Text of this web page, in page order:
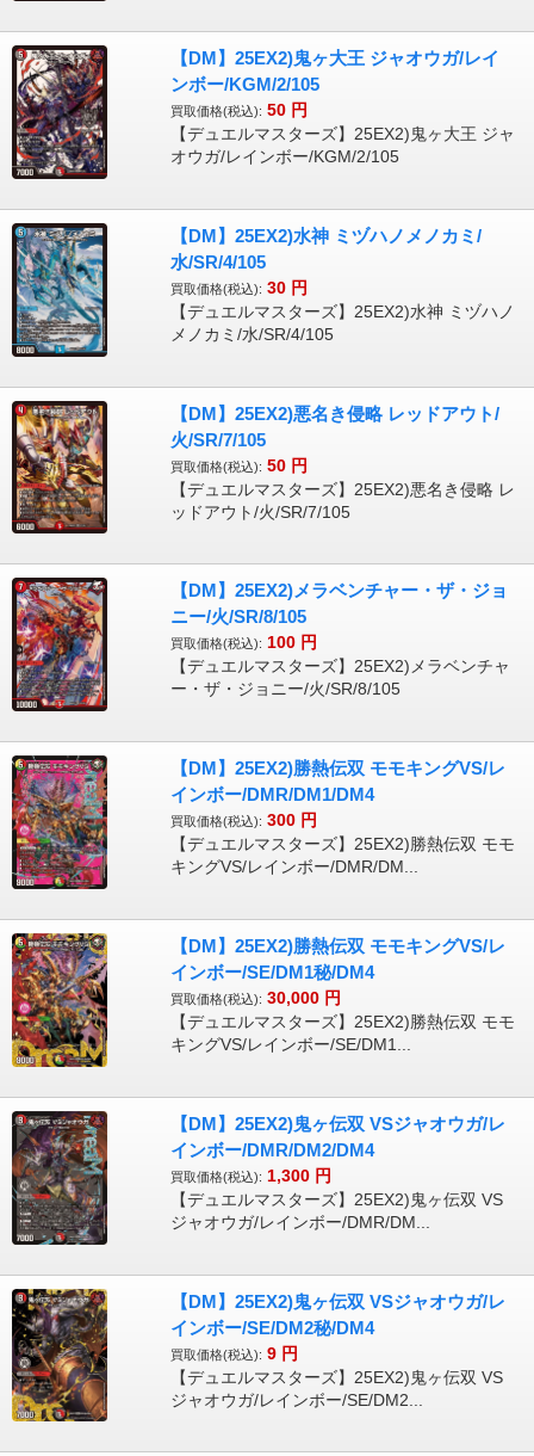
【DM】25EX2)鬼ヶ大王 ジャオウガ/レイ
ンボー/KGM/2/105
買取価格(税込): 50 円
【デュエルマスターズ】25EX2)鬼ヶ大王 ジャ
オウガ/レインボー/KGM/2/105
【DM】25EX2)水神 ミヅハノメノカミ/
水/SR/4/105
買取価格(税込): 30 円
【デュエルマスターズ】25EX2)水神 ミヅハノ
メノカミ/水/SR/4/105
【DM】25EX2)悪名き侵略 レッドアウト/
火/SR/7/105
買取価格(税込): 50 円
【デュエルマスターズ】25EX2)悪名き侵略 レ
ッドアウト/火/SR/7/105
【DM】25EX2)メラベンチャー・ザ・ジョ
ニー/火/SR/8/105
買取価格(税込): 100 円
【デュエルマスターズ】25EX2)メラベンチャ
ー・ザ・ジョニー/火/SR/8/105
【DM】25EX2)勝熱伝双 モモキングVS/レ
インボー/DMR/DM1/DM4
買取価格(税込): 300 円
【デュエルマスターズ】25EX2)勝熱伝双 モモ
キングVS/レインボー/DMR/DM...
【DM】25EX2)勝熱伝双 モモキングVS/レ
インボー/SE/DM1秘/DM4
買取価格(税込): 30,000 円
【デュエルマスターズ】25EX2)勝熱伝双 モモ
キングVS/レインボー/SE/DM1...
【DM】25EX2)鬼ヶ伝双 VSジャオウガ/レ
インボー/DMR/DM2/DM4
買取価格(税込): 1,300 円
【デュエルマスターズ】25EX2)鬼ヶ伝双 VS
ジャオウガ/レインボー/DMR/DM...
【DM】25EX2)鬼ヶ伝双 VSジャオウガ/レ
インボー/SE/DM2秘/DM4
買取価格(税込): 9 円
【デュエルマスターズ】25EX2)鬼ヶ伝双 VS
ジャオウガ/レインボー/SE/DM2...